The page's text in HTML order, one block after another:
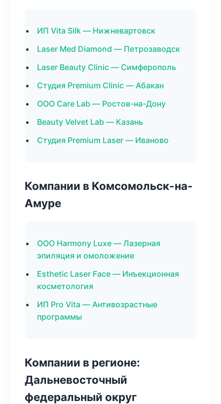
ИП Vita Silk — Нижневартовск
Laser Med Diamond — Петрозаводск
Laser Beauty Clinic — Симферополь
Студия Premium Clinic — Абакан
ООО Care Lab — Ростов-на-Дону
Beauty Velvet Lab — Казань
Студия Premium Laser — Иваново
Компании в Комсомольск-на-
Амуре
ООО Harmony Luxe — Лазерная
эпиляция и омоложение
Esthetic Laser Face — Инъекционная
косметология
ИП Pro Vita — Антивозрастные
программы
Компании в регионе:
Дальневосточный
федеральный округ